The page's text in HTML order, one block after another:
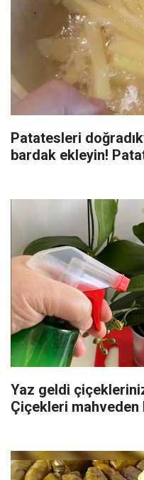
Patatesleri
bardak ekleyin!
Yaz geldi
Çiçekleri mahveden